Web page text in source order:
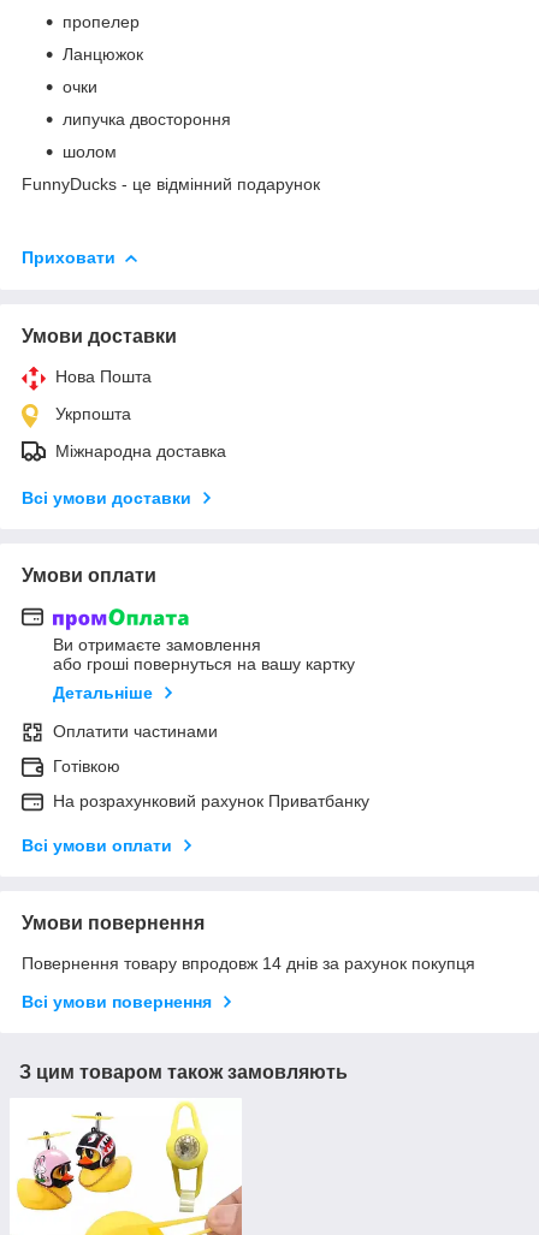
пропелер
Ланцюжок
очки
липучка двостороння
шолом
FunnyDucks - це відмінний подарунок
Приховати
Умови доставки
Нова Пошта
Укрпошта
Міжнародна доставка
Всі умови доставки
Умови оплати
Ви отримаєте замовлення
або гроші повернуться на вашу картку
Детальніше
Оплатити частинами
Готівкою
На розрахунковий рахунок Приватбанку
Всі умови оплати
Умови повернення
Повернення товару впродовж 14 днів за рахунок покупця
Всі умови повернення
З цим товаром також замовляють